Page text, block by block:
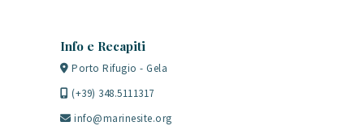
Info e Recapiti
Porto Rifugio - Gela
(+39) 348.5111317
info@marinesite.org